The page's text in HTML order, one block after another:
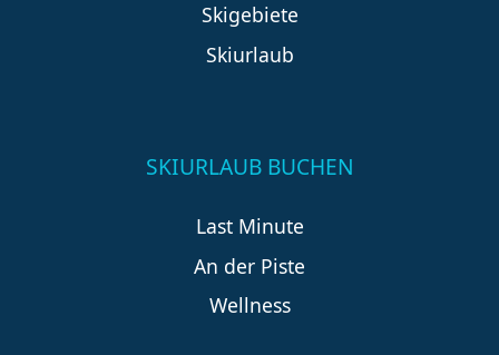
Skigebiete
Skiurlaub
SKIURLAUB BUCHEN
Last Minute
An der Piste
Wellness